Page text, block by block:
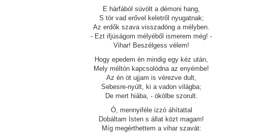
E hárfából süvölt a démoni hang,
S tör vad erővel keletről nyugatnak;
Az erdők szava visszadöng a mélyben.
- Ezt ifjúságom mélyéből ismerem még! -
Vihar! Beszélgess vélem!
Hogy epedem én mindig egy kéz után,
Mely méltón kapcsolódna az enyémbe!
Az én öt ujjam is vérezve dult,
Sebesre-nyúlt, ki a vadon világba;
De mert hiába, - ökölbe szorult.
Ó, mennyiféle izzó áhítattal
Dobáltam Isten s állat közt magam!
Míg megérthettem a vihar szavát: